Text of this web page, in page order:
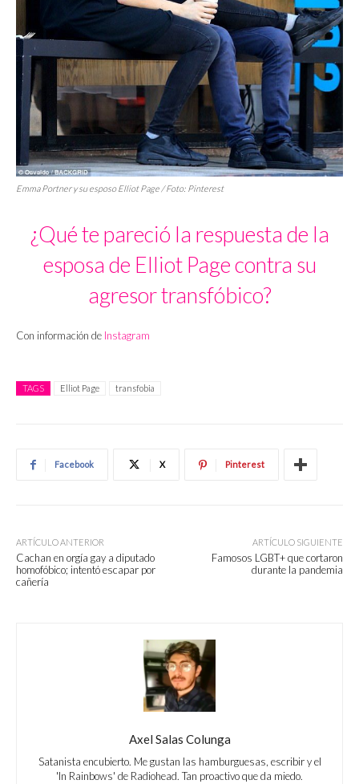
Emma Portner y su esposo Elliot Page / Foto: Pinterest
¿Qué te pareció la respuesta de la
esposa de Elliot Page contra su
agresor transfóbico?
Con información de Instagram
TAGS Elliot Page transfobia
Facebook X Pinterest
ARTÍCULO ANTERIOR
Cachan en orgía gay a diputado
homofóbico; intentó escapar por
cañería
ARTÍCULO SIGUIENTE
Famosos LGBT+ que cortaron
durante la pandemia
Axel Salas Colunga
Satanista encubierto. Me gustan las hamburguesas, escribir y el
'In Rainbows' de Radiohead. Tan proactivo que da miedo.